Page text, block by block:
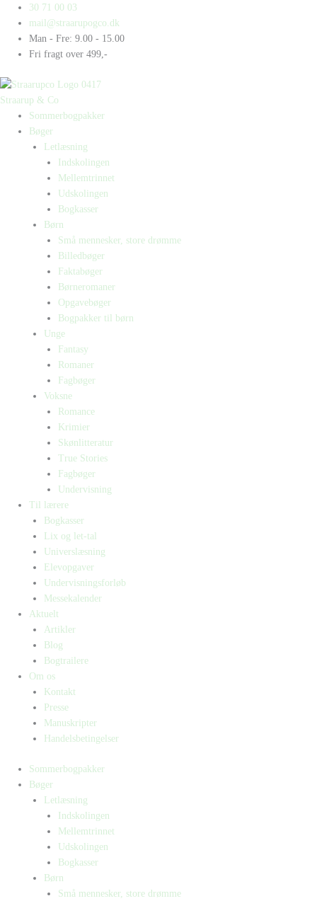
indholdet
30 71 00 03
mail@straarupogco.dk
Man - Fre: 9.00 - 15.00
Fri fragt over 499,-
Straarup & Co
Sommerbogpakker
Bøger
Letlæsning
Indskolingen
Mellemtrinnet
Udskolingen
Bogkasser
Børn
Små mennesker, store drømme
Billedbøger
Faktabøger
Børneromaner
Opgavebøger
Bogpakker til børn
Unge
Fantasy
Romaner
Fagbøger
Voksne
Romance
Krimier
Skønlitteratur
True Stories
Fagbøger
Undervisning
Til lærere
Bogkasser
Lix og let-tal
Universlæsning
Elevopgaver
Undervisningsforløb
Messekalender
Aktuelt
Artikler
Blog
Bogtrailere
Om os
Kontakt
Presse
Manuskripter
Handelsbetingelser
Sommerbogpakker
Bøger
Letlæsning
Indskolingen
Mellemtrinnet
Udskolingen
Bogkasser
Børn
Små mennesker, store drømme
Products
search
Products
search
Romerriget